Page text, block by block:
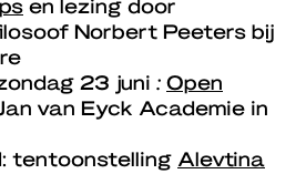
en lezing door
Norbert Peeters bij
23 juni : Open
van Eyck Academie in
tentoonstelling Alevtina